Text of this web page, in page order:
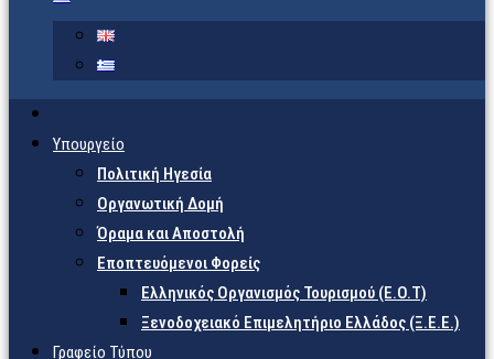
Υπουργείο
Πολιτική Ηγεσία
Οργανωτική Δομή
Όραμα και Αποστολή
Εποπτευόμενοι Φορείς
Eλληνικός Οργανισμός Τουρισμού (Ε.Ο.Τ)
Ξενοδοχειακό Επιμελητήριο Ελλάδος (Ξ.Ε.Ε.)
Γραφείο Τύπου